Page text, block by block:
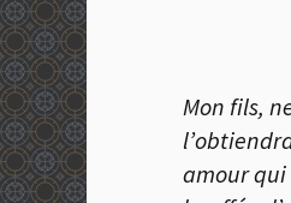
Mon fils,
amour qui